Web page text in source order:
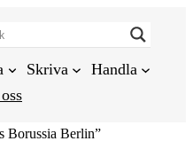
Skriva
Handla
Borussia Berlin”